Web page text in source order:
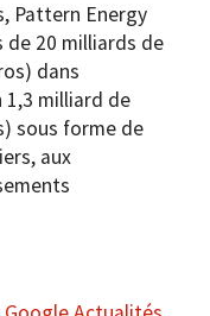
Pattern Energy
20 milliards de
dans
1,3 milliard de
sous forme de
aux